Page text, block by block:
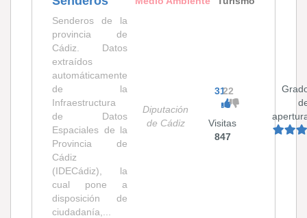
Senderos de la
provincia de
Cádiz. Datos
extraídos
automáticamente
de la
Infraestructura
de Datos
Espaciales de la
Provincia de
Cádiz
(IDECádiz), la
cual pone a
disposición de
ciudadanía,...
Diputación
de Cádiz
3122
Visitas
847